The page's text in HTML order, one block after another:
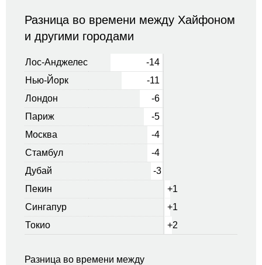
Разница во времени между Хайфоном
и другими городами
Лос-Анджелес
-14
Нью-Йорк
-11
Лондон
-6
Париж
-5
Москва
-4
Стамбул
-4
Дубай
-3
Пекин
+1
Сингапур
+1
Токио
+2
Разница во времени между